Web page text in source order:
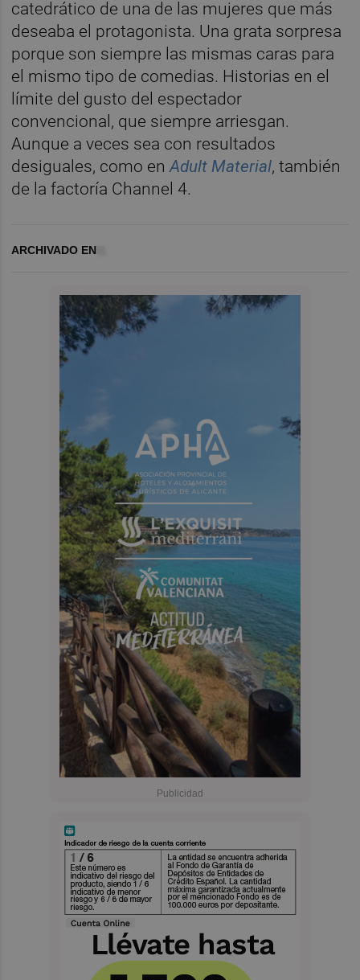
catedrático de una de las mujeres que más
deseaba el protagonista. Una grata sorpresa
porque son siempre las mismas caras para
el mismo tipo de comedias. Historias en el
límite del gusto del espectador
convencional, que siempre arriesgan.
Aunque a veces sea con resultados
desiguales, como enAdult Material, también
de la factoría Channel 4.
ARCHIVADO EN